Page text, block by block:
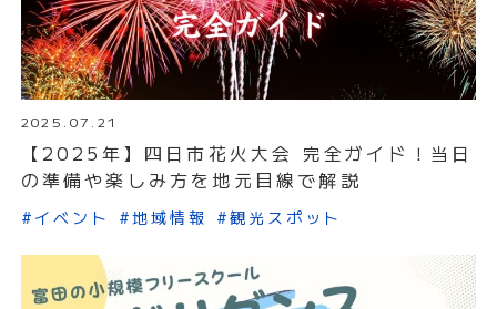
2025.07.21
【2025年】四日市花火大会 完全ガイド！当日
の準備や楽しみ方を地元目線で解説
#イベント #地域情報 #観光スポット